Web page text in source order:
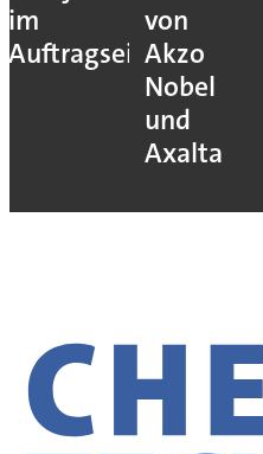
im
Auftragseingang
von
Akzo
Nobel
und
Axalta